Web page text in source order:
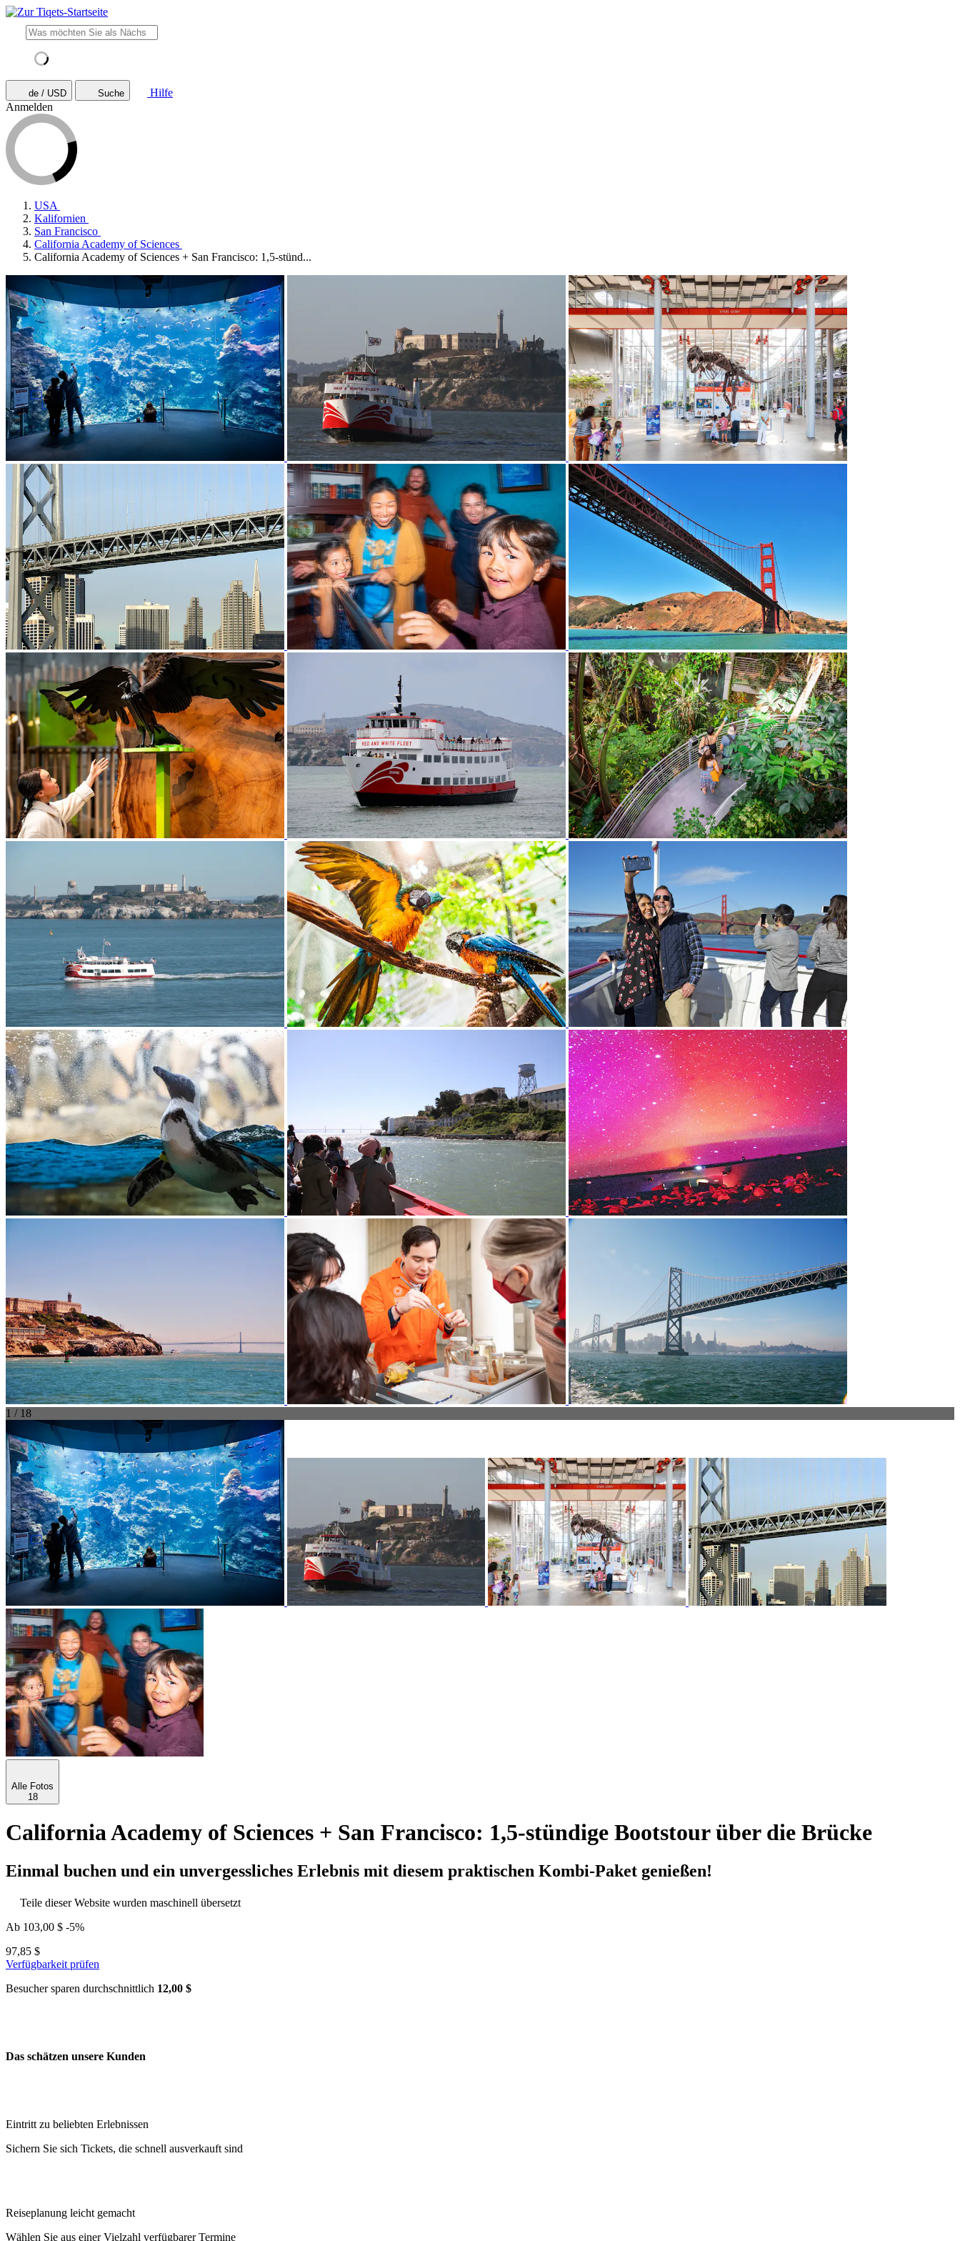
de / USD Suche
Hilfe
Anmelden
USA
Kalifornien
San Francisco
California Academy of Sciences
California Academy of Sciences + San Francisco: 1,5-stünd...
1 / 18
Alle Fotos
18
California Academy of Sciences + San Francisco: 1,5-stündige Bootstour über die Brücke
Einmal buchen und ein unvergessliches Erlebnis mit diesem praktischen Kombi-Paket genießen!
Teile dieser Website wurden maschinell übersetzt
Ab 103,00 $ -5%
97,85 $
Verfügbarkeit prüfen
Besucher sparen durchschnittlich 12,00 $
Das schätzen unsere Kunden
Eintritt zu beliebten Erlebnissen
Sichern Sie sich Tickets, die schnell ausverkauft sind
Reiseplanung leicht gemacht
Wählen Sie aus einer Vielzahl verfügbarer Termine